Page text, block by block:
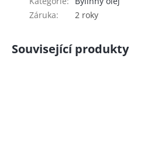
Záruka: 2 roky
Související produkty